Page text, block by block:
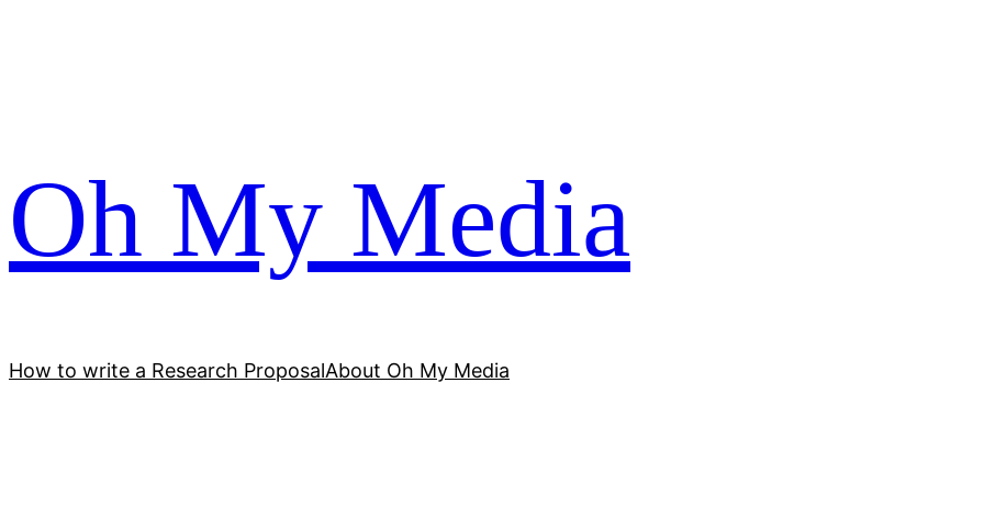
Oh My Media
How to write a Research ProposalAbout Oh My Media